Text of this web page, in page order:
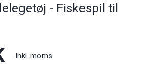
- Fiskespil til
Inkl. moms